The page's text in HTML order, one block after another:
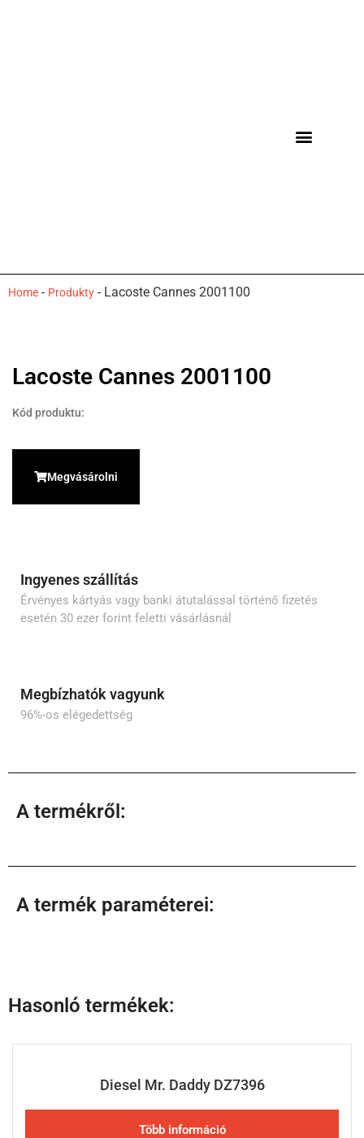
Home - Produkty - Lacoste Cannes 2001100
Lacoste Cannes 2001100
Kód produktu:
Megvásárolni
Ingyenes szállítás
Érvényes kártyás vagy banki átutalással történő fizetés
esetén 30 ezer forint feletti vásárlásnál
Megbízhatók vagyunk
96%-os elégedettség
A termékről:
A termék paraméterei:
Hasonló termékek:
Diesel Mr. Daddy DZ7396
Több információ